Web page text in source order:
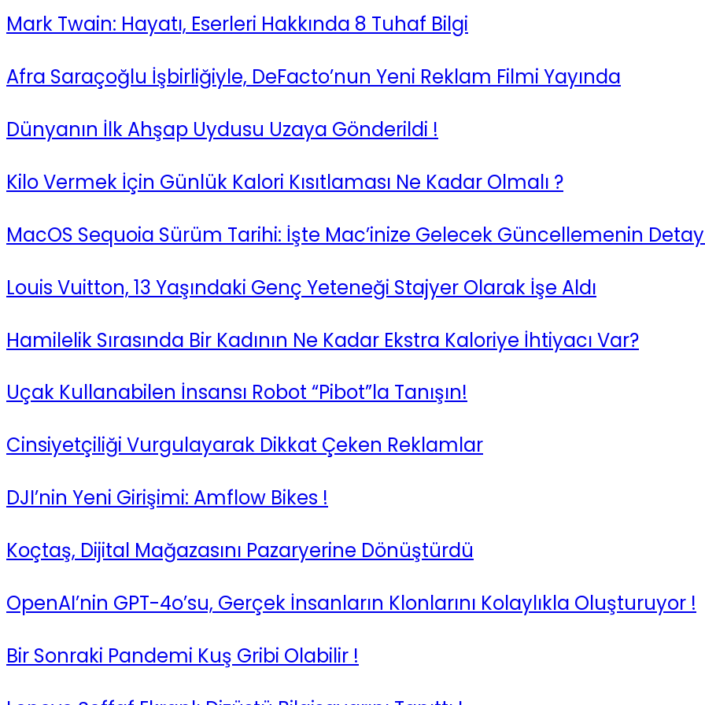
Mark Twain: Hayatı, Eserleri Hakkında 8 Tuhaf Bilgi
Afra Saraçoğlu İşbirliğiyle, DeFacto’nun Yeni Reklam Filmi Yayında
Dünyanın İlk Ahşap Uydusu Uzaya Gönderildi !
Kilo Vermek İçin Günlük Kalori Kısıtlaması Ne Kadar Olmalı ?
MacOS Sequoia Sürüm Tarihi: İşte Mac’inize Gelecek Güncellemenin
Louis Vuitton, 13 Yaşındaki Genç Yeteneği Stajyer Olarak İşe Aldı
Hamilelik Sırasında Bir Kadının Ne Kadar Ekstra Kaloriye İhtiyacı Var?
Uçak Kullanabilen İnsansı Robot “Pibot”la Tanışın!
Cinsiyetçiliği Vurgulayarak Dikkat Çeken Reklamlar
DJI’nin Yeni Girişimi: Amflow Bikes !
Koçtaş, Dijital Mağazasını Pazaryerine Dönüştürdü
OpenAI’nin GPT-4o’su, Gerçek İnsanların Klonlarını Kolaylıkla Oluşturuyor !
Bir Sonraki Pandemi Kuş Gribi Olabilir !